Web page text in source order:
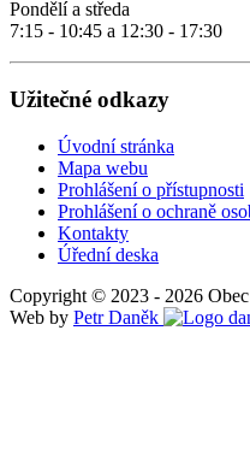
Pondělí a středa
7:15 - 10:45 a 12:30 - 17:30
Užitečné odkazy
Úvodní stránka
Mapa webu
Prohlášení o přístupnosti
Prohlášení o ochraně
Kontakty
Úřední deska
Copyright © 2023 - 2026
Web by Petr Daněk